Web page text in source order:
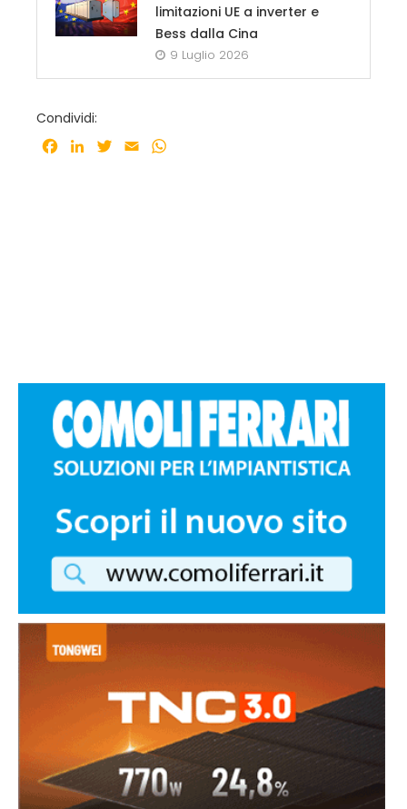
limitazioni UE a inverter e
Bess dalla Cina
9 Luglio 2026
Condividi:
Facebook
LinkedInTwitter
Email